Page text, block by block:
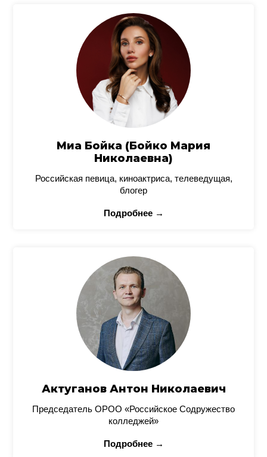
Миа Бойка (Бойко Мария
Николаевна)
Российская певица, киноактриса, телеведущая,
блогер
Подробнее →
Актуганов Антон Николаевич
Председатель ОРОО «Российское Содружество
колледжей»
Подробнее →